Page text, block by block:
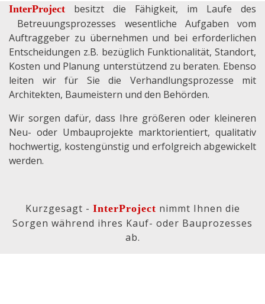
InterProject besitzt die Fähigkeit, im Laufe des
Betreuungsprozesses wesentliche Aufgaben vom
Auftraggeber zu übernehmen und bei erforderlichen
Entscheidungen z.B. bezüglich Funktionalität, Standort,
Kosten und Planung unterstützend zu beraten. Ebenso
leiten wir für Sie die Verhandlungsprozesse mit
Architekten, Baumeistern und den Behörden.
Wir sorgen dafür, dass Ihre größeren oder kleineren
Neu- oder Umbauprojekte marktorientiert, qualitativ
hochwertig, kostengünstig und erfolgreich abgewickelt
werden.
Kurzgesagt - InterProject nimmt Ihnen die
Sorgen während ihres Kauf- oder Bauprozesses
ab.